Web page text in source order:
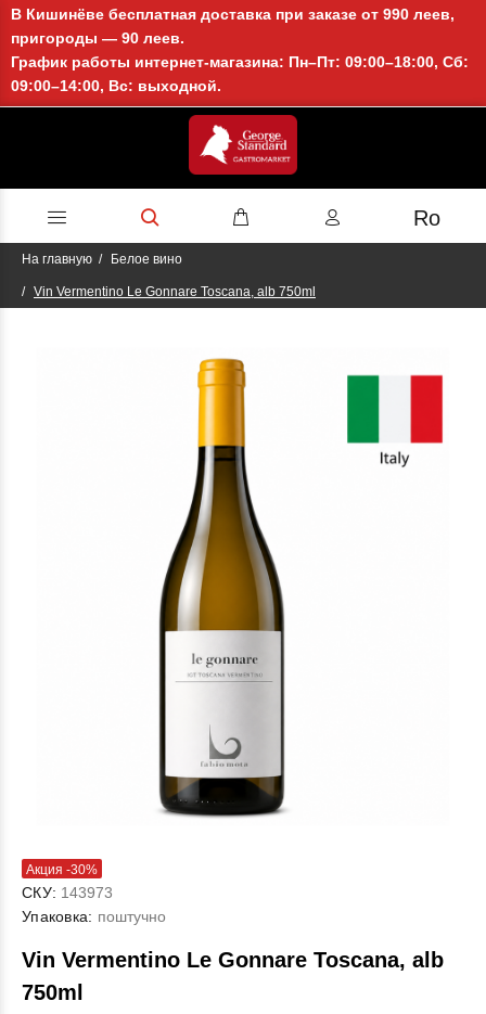
В Кишинёве бесплатная доставка при заказе от 990 леев,
пригороды — 90 леев.
График работы интернет-магазина: Пн–Пт: 09:00–18:00, Сб:
09:00–14:00, Вс: выходной.
Ro
На главную Белое вино
Vin Vermentino Le Gonnare Toscana, alb 750ml
Акция -30%
СКУ: 143973
Упаковка: поштучно
Vin Vermentino Le Gonnare Toscana, alb
750ml